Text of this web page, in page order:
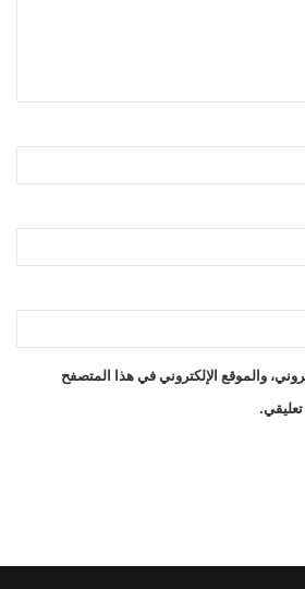
والموقع الإلكتروني في هذا المتصفح